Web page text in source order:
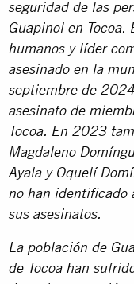
seguridad de las
Guapinol en Tocoa.
humanos y líder
asesinado en la
septiembre de
asesinato de
Tocoa. En 2023
Magdaleno
Ayala y Oquelí
no han identificado
sus asesinatos.
La población de
de Tocoa han